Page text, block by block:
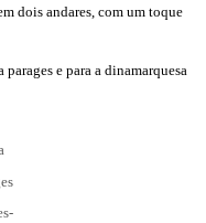
dois andares, com um toque
parages e para a dinamarquesa